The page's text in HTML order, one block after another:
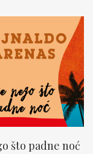
što padne noć